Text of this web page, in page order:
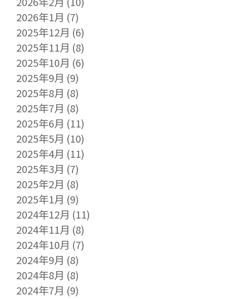
2026年1月 (7)
2025年12月 (6)
2025年11月 (8)
2025年10月 (6)
2025年9月 (9)
2025年8月 (8)
2025年7月 (8)
2025年6月 (11)
2025年5月 (10)
2025年4月 (11)
2025年3月 (7)
2025年2月 (8)
2025年1月 (9)
2024年12月 (11)
2024年11月 (8)
2024年10月 (7)
2024年9月 (8)
2024年8月 (8)
2024年7月 (9)